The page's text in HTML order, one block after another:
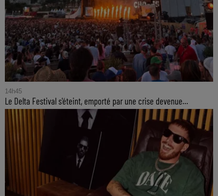
14h45
Le Delta Festival s'éteint, emporté par une crise devenue...